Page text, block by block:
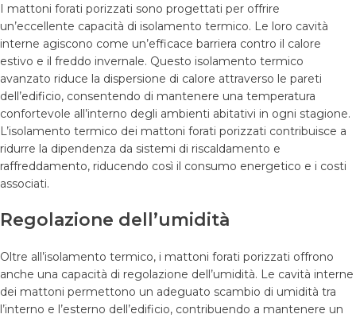
I mattoni forati porizzati sono progettati per offrire
un’eccellente capacità di isolamento termico. Le loro cavità
interne agiscono come un’efficace barriera contro il calore
estivo e il freddo invernale. Questo isolamento termico
avanzato riduce la dispersione di calore attraverso le pareti
dell’edificio, consentendo di mantenere una temperatura
confortevole all’interno degli ambienti abitativi in ogni stagione.
L’isolamento termico dei mattoni forati porizzati contribuisce a
ridurre la dipendenza da sistemi di riscaldamento e
raffreddamento, riducendo così il consumo energetico e i costi
associati.
Regolazione dell’umidità
Oltre all’isolamento termico, i mattoni forati porizzati offrono
anche una capacità di regolazione dell’umidità. Le cavità interne
dei mattoni permettono un adeguato scambio di umidità tra
l’interno e l’esterno dell’edificio, contribuendo a mantenere un